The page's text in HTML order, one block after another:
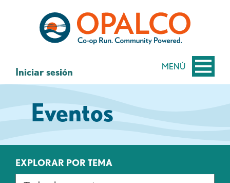
contenido
MENÚ
Iniciar sesión
Eventos
EXPLORAR POR TEMA